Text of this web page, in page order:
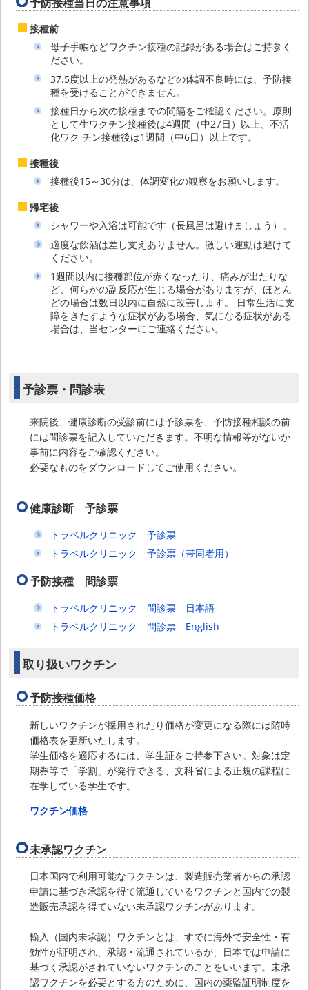
接種前
母子手帳などワクチン接種の記録がある場合はご持参く
ださい。
37.5度以上の発熱があるなどの体調不良時には、予防接
種を受けることができません。
接種日から次の接種までの間隔をご確認ください。原則
として生ワクチン接種後は4週間（中27日）以上、不活
化ワク チン接種後は1週間（中6日）以上です。
接種後
接種後15～30分は、体調変化の観察をお願いします。
帰宅後
シャワーや入浴は可能です（長風呂は避けましょう）。
適度な飲酒は差し支えありません。激しい運動は避けて
ください。
1週間以内に接種部位が赤くなったり、痛みが出たりな
ど、何らかの副反応が生じる場合がありますが、ほとん
どの場合は数日以内に自然に改善します。 日常生活に支
障をきたすような症状がある場合、気になる症状がある
場合は、当センターにご連絡ください。
予診票・問診表
来院後、健康診断の受診前には予診票を、予防接種相談の前
には問診票を記入していただきます。不明な情報等がないか
事前に内容をご確認ください。
必要なものをダウンロードしてご使用ください。
健康診断 予診票
トラベルクリニック 予診票
トラベルクリニック 予診票（帯同者用）
予防接種 問診票
トラベルクリニック 問診票 日本語
トラベルクリニック 問診票 English
取り扱いワクチン
予防接種価格
新しいワクチンが採用されたり価格が変更になる際には随時
価格表を更新いたします。
学生価格を適応するには、学生証をご持参下さい。対象は定
期券等で「学割」が発行できる、文科省による正規の課程に
在学している学生です。
ワクチン価格
未承認ワクチン
日本国内で利用可能なワクチンは、製造販売業者からの承認
申請に基づき承認を得て流通しているワクチンと国内での製
造販売承認を得ていない未承認ワクチンがあります。
輸入（国内未承認）ワクチンとは、すでに海外で安全性・有
効性が証明され、承認・流通されているが、日本では申請に
基づく承認がされていないワクチンのことをいいます。未承
認ワクチンを必要とする方のために、国内の薬監証明制度を